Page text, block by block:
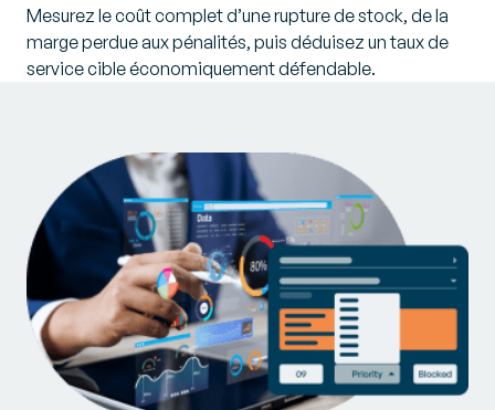
Mesurez le coût complet d’une rupture de stock, de la
marge perdue aux pénalités, puis déduisez un taux de
service cible économiquement défendable.